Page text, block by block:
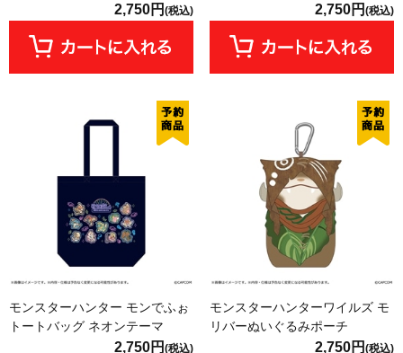
2,750円 (税込) 2,750円 (税込)
モンスターハンター モンでふぉ
トートバッグ ネオンテーマ
2,750円 (税込)
モンスターハンターワイルズ モ
リバーぬいぐるみポーチ
2,750円 (税込)